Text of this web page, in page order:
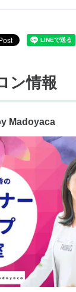
ン情報
Madoyaca